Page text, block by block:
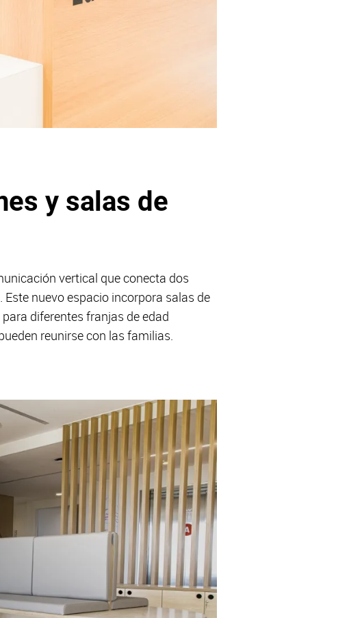
y salas de
vertical que conecta dos
nuevo espacio incorpora salas de
diferentes franjas de edad
reunirse con las familias.